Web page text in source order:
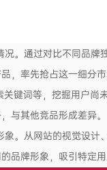
。通过对比不同品
，率先抢占这一细分市
键词等，挖掘用户
与其他竞品形成差异。
。从网站的视觉设
品牌形象，吸引特定用